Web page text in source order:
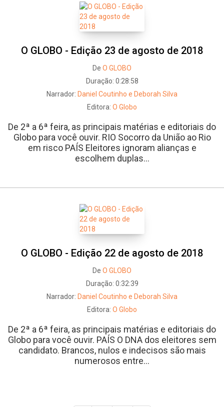
O GLOBO - Edição 23 de agosto de 2018
De O GLOBO
Duração: 0:28:58
Narrador: Daniel Coutinho e Deborah Silva
Editora: O Globo
De 2ª a 6ª feira, as principais matérias e editoriais do
Globo para você ouvir. RIO Socorro da União ao Rio
em risco PAÍS Eleitores ignoram alianças e
escolhem duplas...
O GLOBO - Edição 22 de agosto de 2018
De O GLOBO
Duração: 0:32:39
Narrador: Daniel Coutinho e Deborah Silva
Editora: O Globo
De 2ª a 6ª feira, as principais matérias e editoriais do
Globo para você ouvir. PAÍS O DNA dos eleitores sem
candidato. Brancos, nulos e indecisos são mais
numerosos entre...